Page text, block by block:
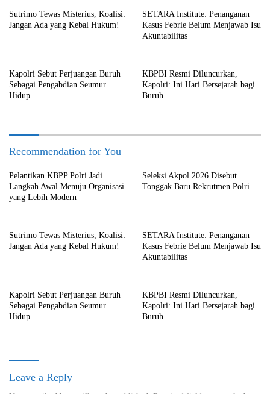
Sutrimo Tewas Misterius, Koalisi:
Jangan Ada yang Kebal Hukum!
SETARA Institute: Penanganan
Kasus Febrie Belum Menjawab Isu
Akuntabilitas
Kapolri Sebut Perjuangan Buruh
Sebagai Pengabdian Seumur
Hidup
KBPBI Resmi Diluncurkan,
Kapolri: Ini Hari Bersejarah bagi
Buruh
Recommendation for You
Pelantikan KBPP Polri Jadi
Langkah Awal Menuju Organisasi
yang Lebih Modern
Seleksi Akpol 2026 Disebut
Tonggak Baru Rekrutmen Polri
Sutrimo Tewas Misterius, Koalisi:
Jangan Ada yang Kebal Hukum!
SETARA Institute: Penanganan
Kasus Febrie Belum Menjawab Isu
Akuntabilitas
Kapolri Sebut Perjuangan Buruh
Sebagai Pengabdian Seumur
Hidup
KBPBI Resmi Diluncurkan,
Kapolri: Ini Hari Bersejarah bagi
Buruh
Leave a Reply